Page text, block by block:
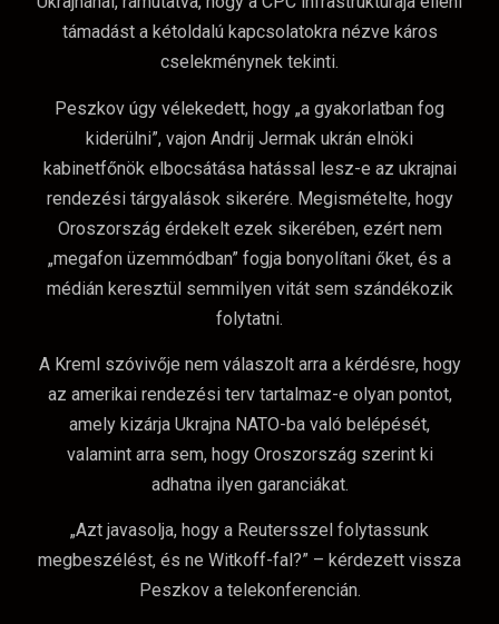
támadást a kétoldalú kapcsolatokra nézve káros
cselekménynek tekinti.
Peszkov úgy vélekedett, hogy „a gyakorlatban fog
kiderülni”, vajon Andrij Jermak ukrán elnöki
kabinetfőnök elbocsátása hatással lesz-e az ukrajnai
rendezési tárgyalások sikerére. Megismételte, hogy
Oroszország érdekelt ezek sikerében, ezért nem
„megafon üzemmódban” fogja bonyolítani őket, és a
médián keresztül semmilyen vitát sem szándékozik
folytatni.
A Kreml szóvivője nem válaszolt arra a kérdésre, hogy
az amerikai rendezési terv tartalmaz-e olyan pontot,
amely kizárja Ukrajna NATO-ba való belépését,
valamint arra sem, hogy Oroszország szerint ki
adhatna ilyen garanciákat.
„Azt javasolja, hogy a Reutersszel folytassunk
megbeszélést, és ne Witkoff-fal?” – kérdezett vissza
Peszkov a telekonferencián.